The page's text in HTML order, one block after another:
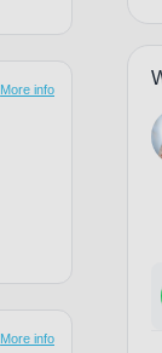
More info
More info